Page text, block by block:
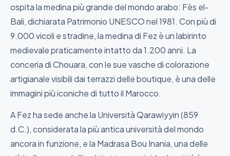
ospita la medina più grande del mondo arabo: Fès el-
Bali, dichiarata Patrimonio UNESCO nel 1981. Con più di
9.000 vicoli e stradine, la medina di Fez è un labirinto
medievale praticamente intatto da 1.200 anni. La
conceria di Chouara, con le sue vasche di colorazione
artigianale visibili dai terrazzi delle boutique, è una delle
immagini più iconiche di tutto il Marocco.
A Fez ha sede anche la Università Qarawiyyin (859
d.C.), considerata la più antica università del mondo
ancora in funzione, e la Madrasa Bou Inania, una delle